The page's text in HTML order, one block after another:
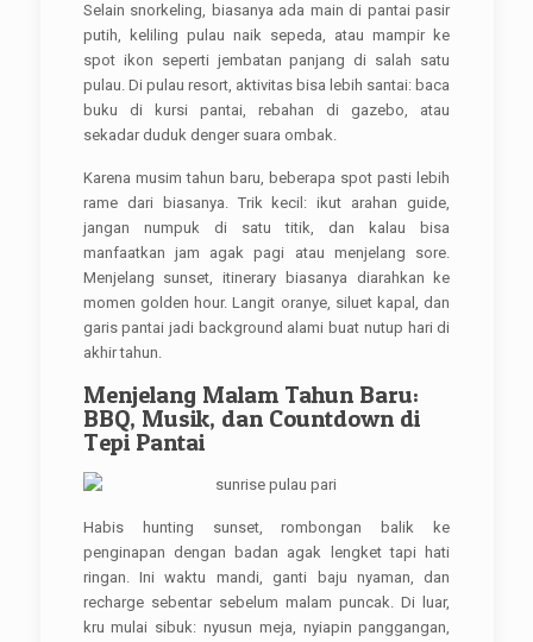
Selain snorkeling, biasanya ada main di pantai pasir
putih, keliling pulau naik sepeda, atau mampir ke
spot ikon seperti jembatan panjang di salah satu
pulau. Di pulau resort, aktivitas bisa lebih santai: baca
buku di kursi pantai, rebahan di gazebo, atau
sekadar duduk denger suara ombak.
Karena musim tahun baru, beberapa spot pasti lebih
rame dari biasanya. Trik kecil: ikut arahan guide,
jangan numpuk di satu titik, dan kalau bisa
manfaatkan jam agak pagi atau menjelang sore.
Menjelang sunset, itinerary biasanya diarahkan ke
momen golden hour. Langit oranye, siluet kapal, dan
garis pantai jadi background alami buat nutup hari di
akhir tahun.
Menjelang Malam Tahun Baru:
BBQ, Musik, dan Countdown di
Tepi Pantai
Habis hunting sunset, rombongan balik ke
penginapan dengan badan agak lengket tapi hati
ringan. Ini waktu mandi, ganti baju nyaman, dan
recharge sebentar sebelum malam puncak. Di luar,
kru mulai sibuk: nyusun meja, nyiapin panggangan,